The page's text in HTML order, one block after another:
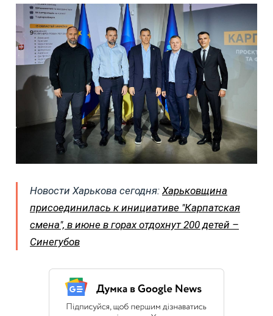
Новости Харькова сегодня: Харьковщина
присоединилась к инициативе "Карпатская
смена", в июне в горах отдохнут 200 детей –
Синегубов